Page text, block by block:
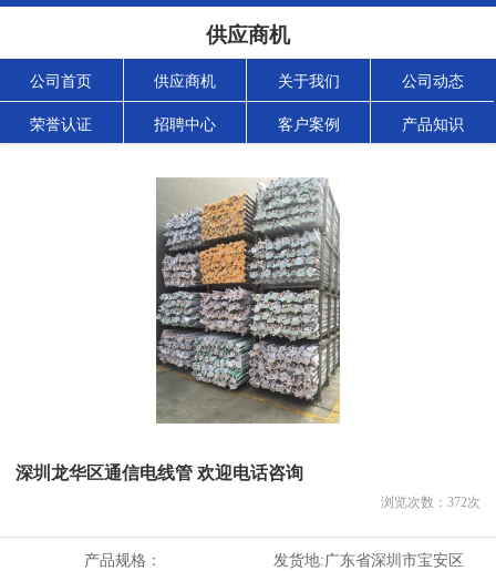
供应商机
公司首页 供应商机 关于我们 公司动态
荣誉认证 招聘中心 客户案例 产品知识
深圳龙华区通信电线管 欢迎电话咨询
浏览次数： 372次
产品规格： 发货地:广东省深圳市宝安区